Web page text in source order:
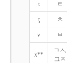
t ㅌ
ţ ㅊ
v ㅂ
x**
ㄱㅅ,
그ㅈ